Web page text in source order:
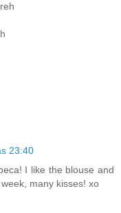
23:40
I like the blouse and
many kisses! xo